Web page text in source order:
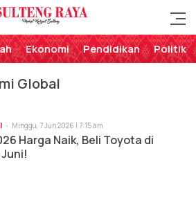
Sulteng Raya
Rakyat Sulteng
Ekonomi Pendidikan Politik
Global
Minggu, 7 Jun 2026 | 7:15 am
Harga Naik, Beli Toyota di